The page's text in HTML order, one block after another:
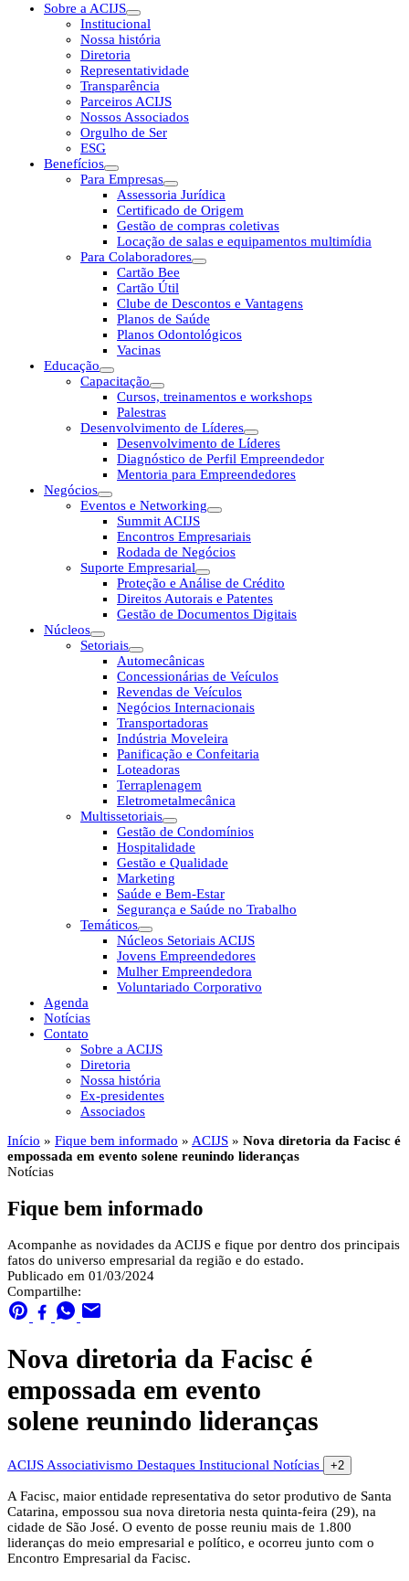
Sobre a ACIJS
Institucional
Nossa história
Diretoria
Representatividade
Transparência
Parceiros ACIJS
Nossos Associados
Orgulho de Ser
ESG
Benefícios
Para Empresas
Assessoria Jurídica
Certificado de Origem
Gestão de compras coletivas
Locação de salas e equipamentos multimídia
Para Colaboradores
Cartão Bee
Cartão Útil
Clube de Descontos e Vantagens
Planos de Saúde
Planos Odontológicos
Vacinas
Educação
Capacitação
Cursos, treinamentos e workshops
Palestras
Desenvolvimento de Líderes
Desenvolvimento de Líderes
Diagnóstico de Perfil Empreendedor
Mentoria para Empreendedores
Negócios
Eventos e Networking
Summit ACIJS
Encontros Empresariais
Rodada de Negócios
Suporte Empresarial
Proteção e Análise de Crédito
Direitos Autorais e Patentes
Gestão de Documentos Digitais
Núcleos
Setoriais
Automecânicas
Concessionárias de Veículos
Revendas de Veículos
Negócios Internacionais
Transportadoras
Indústria Moveleira
Panificação e Confeitaria
Loteadoras
Terraplenagem
Eletrometalmecânica
Multissetoriais
Gestão de Condomínios
Hospitalidade
Gestão e Qualidade
Marketing
Saúde e Bem-Estar
Segurança e Saúde no Trabalho
Temáticos
Núcleos Setoriais ACIJS
Jovens Empreendedores
Mulher Empreendedora
Voluntariado Corporativo
Agenda
Notícias
Contato
Sobre a ACIJS
Diretoria
Nossa história
Ex-presidentes
Associados
Início » Fique bem informado » ACIJS » Nova diretoria da Facisc é
empossada em evento solene reunindo lideranças
Notícias
Fique bem informado
Acompanhe as novidades da ACIJS e fique por dentro dos principais
fatos do universo empresarial da região e do estado.
Publicado em 01/03/2024
Compartilhe:
Nova diretoria da Facisc é
empossada em evento
solene reunindo lideranças
ACIJS Associativismo Destaques Institucional Notícias +2
A Facisc, maior entidade representativa do setor produtivo de Santa
Catarina, empossou sua nova diretoria nesta quinta-feira (29), na
cidade de São José. O evento de posse reuniu mais de 1.800
lideranças do meio empresarial e político, e ocorreu junto com o
Encontro Empresarial da Facisc.